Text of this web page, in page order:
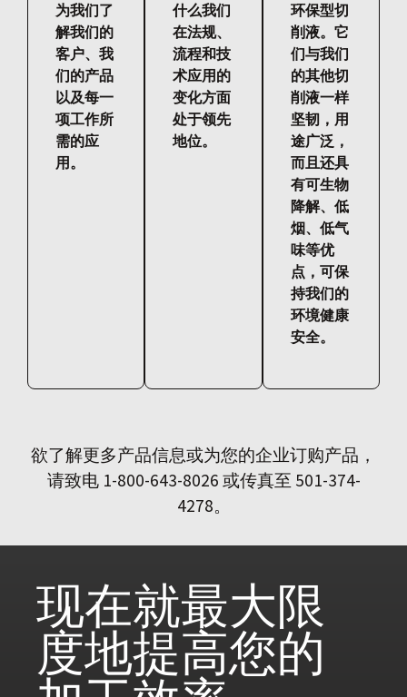
为我们了
解我们的
客户、我
们的产品
以及每一
项工作所
需的应
用。
什么我们
在法规、
流程和技
术应用的
变化方面
处于领先
地位。
环保型切
削液。它
们与我们
的其他切
削液一样
坚韧，用
途广泛，
而且还具
有可生物
降解、低
烟、低气
味等优
点，可保
持我们的
环境健康
安全。
欲了解更多产品信息或为您的企业订购产品，
请致电 1-800-643-8026 或传真至 501-374-
4278。
现在就最大限
度地提高您的